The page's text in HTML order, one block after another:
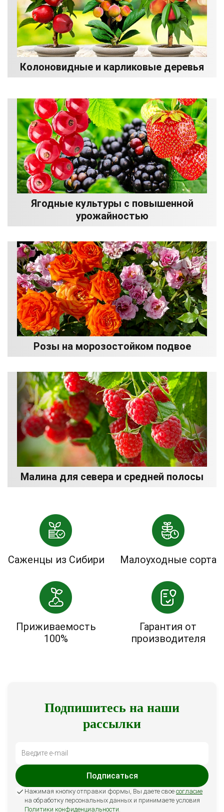
Колоновидные и карликовые деревья
Ягодные культуры с повышенной
урожайностью
Розы на морозостойком подвое
Малина для севера и средней полосы
Саженцы из Сибири Малоуходные сорта
Приживаемость
100%
Гарантия от
производителя
Подпишитесь на наши
рассылки
Подписаться
Нажимая кнопку отправки формы, Вы даете свое согласие
на обработку персональных данных и принимаете условия
Политики конфиденциальности.